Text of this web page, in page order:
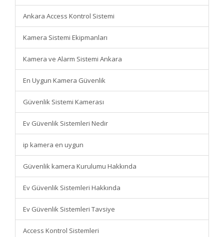
Ankara Access Kontrol Sistemi
Kamera Sistemi Ekipmanları
Kamera ve Alarm Sistemi Ankara
En Uygun Kamera Güvenlik
Güvenlik Sistemi Kamerası
Ev Güvenlik Sistemleri Nedir
ip kamera en uygun
Güvenlik kamera Kurulumu Hakkında
Ev Güvenlik Sistemleri Hakkında
Ev Güvenlik Sistemleri Tavsiye
Access Kontrol Sistemleri